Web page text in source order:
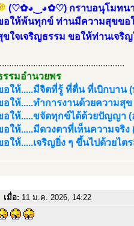
(♡✿◕‿◕✿♡) กราบอนุโมทน
อให้พ้นทุกข์ ท่านมีความสุขขอ
ขใจเจริญธรรม ขอให้ท่านเจ
รรมอำนวยพร
อให้.....มีจิตที่รู้ ที่ตื่น ที่เบิกบาน
อให้.....ทำการงานด้วยความสุ
อให้.....ขจัดทุกข์ได้ด้วยปัญญา (
อให้.....มีดวงตาที่เห็นความจริ
อให้.....เจริญยิ่ง ๆ ขึ้นไปด้วยไ
เมื่อ: 11 ม.ค. 2026, 14:22